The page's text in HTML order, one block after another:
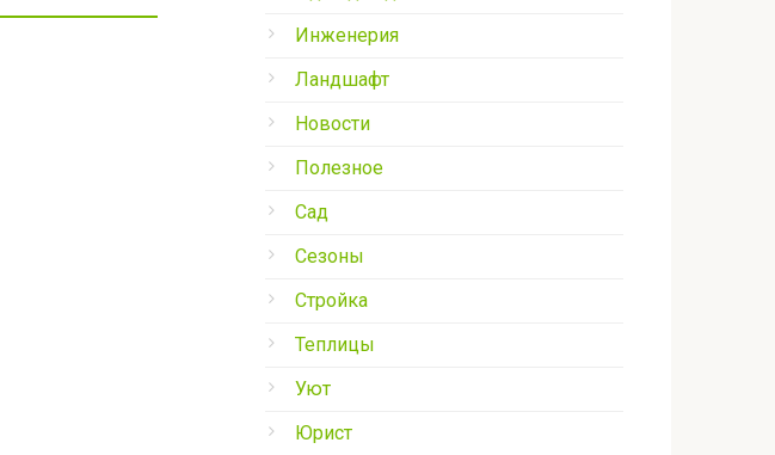
Инженерия
Ландшафт
Новости
Полезное
Сад
Сезоны
Стройка
Теплицы
Уют
Юрист